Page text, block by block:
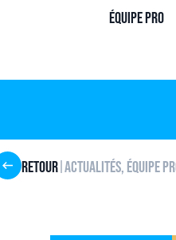
Équipe Pro
Retour Actualités, Équipe